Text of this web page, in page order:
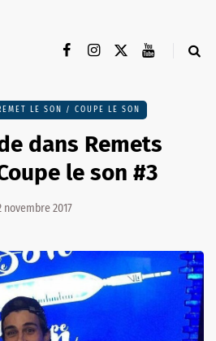
LE SON / COUPE LE SON
dans Remets
le son #3
novembre 2017